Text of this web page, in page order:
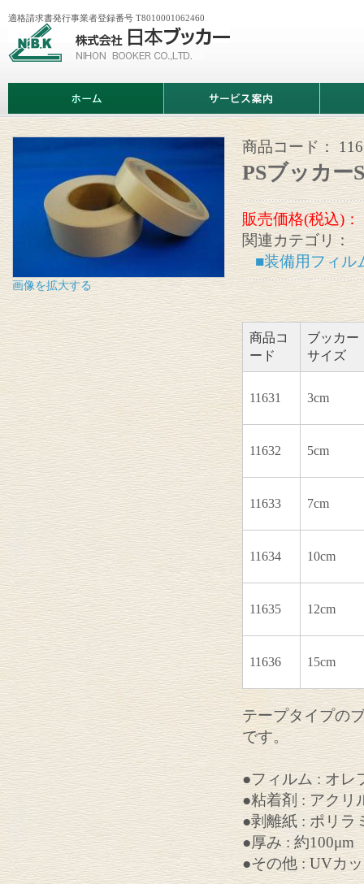
会
日
ッ
カ
適格請求書発行事業者登録番号 T8010001062460
ム
ビ
案
内
情
画像を拡大する
商品コード：
PSブッカ
販売価格(税込)：
関連カテゴリ：
■装備用フィル
商品コ
ード
ブッカー
サイズ
11631 3cm
11632 5cm
11633 7cm
11634 10cm
11635 12cm
11636 15cm
テープタイプの
です。
●フィルム : オレ
●粘着剤 : アクリ
●剥離紙 : ポリラ
●厚み : 約100μm
●その他 : UVカ